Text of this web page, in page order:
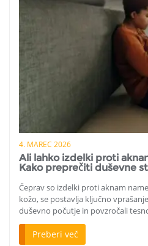
4. MAREC 2026
Ali lahko izdelki proti
Kako preprečiti duševne
Čeprav so izdelki proti aknam
kožo, se postavlja ključno
duševno počutje in povzročali
Preberi več